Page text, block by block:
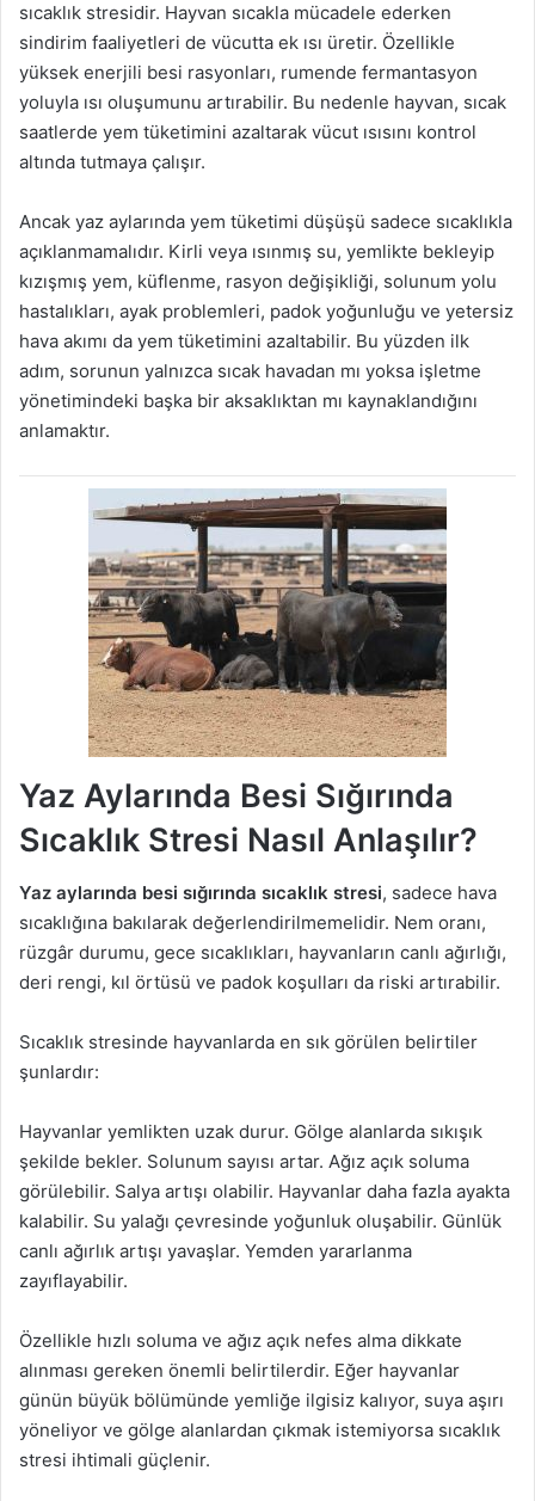
sıcaklık stresidir. Hayvan sıcakla mücadele ederken
sindirim faaliyetleri de vücutta ek ısı üretir. Özellikle
yüksek enerjili besi rasyonları, rumende fermantasyon
yoluyla ısı oluşumunu artırabilir. Bu nedenle hayvan, sıcak
saatlerde yem tüketimini azaltarak vücut ısısını kontrol
altında tutmaya çalışır.
Ancak yaz aylarında yem tüketimi düşüşü sadece sıcaklıkla
açıklanmamalıdır. Kirli veya ısınmış su, yemlikte bekleyip
kızışmış yem, küflenme, rasyon değişikliği, solunum yolu
hastalıkları, ayak problemleri, padok yoğunluğu ve yetersiz
hava akımı da yem tüketimini azaltabilir. Bu yüzden ilk
adım, sorunun yalnızca sıcak havadan mı yoksa işletme
yönetimindeki başka bir aksaklıktan mı kaynaklandığını
anlamaktır.
Yaz Aylarında Besi Sığırında
Sıcaklık Stresi Nasıl Anlaşılır?
Yaz aylarında besi sığırında sıcaklık stresi, sadece hava
sıcaklığına bakılarak değerlendirilmemelidir. Nem oranı,
rüzgâr durumu, gece sıcaklıkları, hayvanların canlı ağırlığı,
deri rengi, kıl örtüsü ve padok koşulları da riski artırabilir.
Sıcaklık stresinde hayvanlarda en sık görülen belirtiler
şunlardır:
Hayvanlar yemlikten uzak durur. Gölge alanlarda sıkışık
şekilde bekler. Solunum sayısı artar. Ağız açık soluma
görülebilir. Salya artışı olabilir. Hayvanlar daha fazla ayakta
kalabilir. Su yalağı çevresinde yoğunluk oluşabilir. Günlük
canlı ağırlık artışı yavaşlar. Yemden yararlanma
zayıflayabilir.
Özellikle hızlı soluma ve ağız açık nefes alma dikkate
alınması gereken önemli belirtilerdir. Eğer hayvanlar
günün büyük bölümünde yemliğe ilgisiz kalıyor, suya aşırı
yöneliyor ve gölge alanlardan çıkmak istemiyorsa sıcaklık
stresi ihtimali güçlenir.